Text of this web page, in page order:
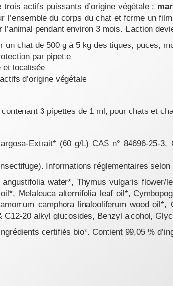
trois actifs puissants d’origine végétale :
l’ensemble du corps du chat et forme un
pendant environ 3 mois. L’action
un chat de 500 g à 5 kg des tiques, puces,
par pipette
et localisée
d’origine végétale
3 pipettes de 1 ml, pour chats et
Extrait* (60 g/L) CAS n° 84696-25-
Informations réglementaires
angustifolia water*, Thymus vulgaris flower/
Melaleuca alternifolia leaf oil*,
camphora linalooliferum wood
C12-20 alkyl glucosides, Benzyl alcohol,
certifiés bio*. Contient 99,05 %